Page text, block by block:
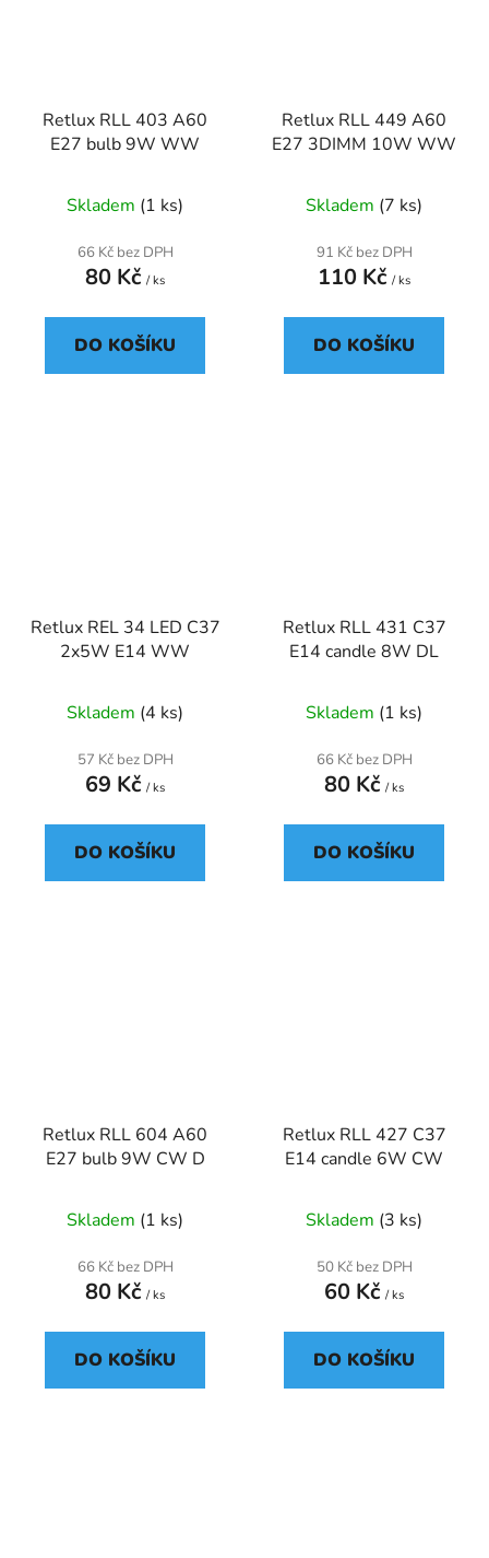
Retlux RLL 403 A60
E27 bulb 9W WW
Skladem (1 ks)
66 Kč bez DPH
80 Kč / ks
DO KOŠÍKU
Retlux RLL 449 A60
E27 3DIMM 10W WW
Skladem (7 ks)
91 Kč bez DPH
110 Kč / ks
DO KOŠÍKU
Retlux REL 34 LED C37
2x5W E14 WW
Skladem (4 ks)
57 Kč bez DPH
69 Kč / ks
DO KOŠÍKU
Retlux RLL 431 C37
E14 candle 8W DL
Skladem (1 ks)
66 Kč bez DPH
80 Kč / ks
DO KOŠÍKU
Retlux RLL 604 A60
E27 bulb 9W CW D
Skladem (1 ks)
66 Kč bez DPH
80 Kč / ks
DO KOŠÍKU
Retlux RLL 427 C37
E14 candle 6W CW
Skladem (3 ks)
50 Kč bez DPH
60 Kč / ks
DO KOŠÍKU